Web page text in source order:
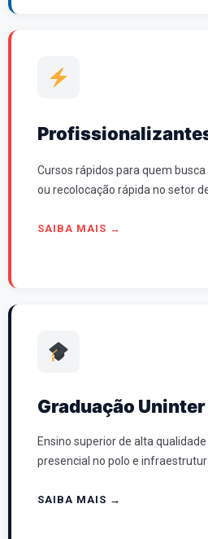
Cursos rápidos para quem
ou recolocação rápida no setor
SAIBA MAIS →
Graduação Uninter
Ensino superior de alta
presencial no polo e
SAIBA MAIS →